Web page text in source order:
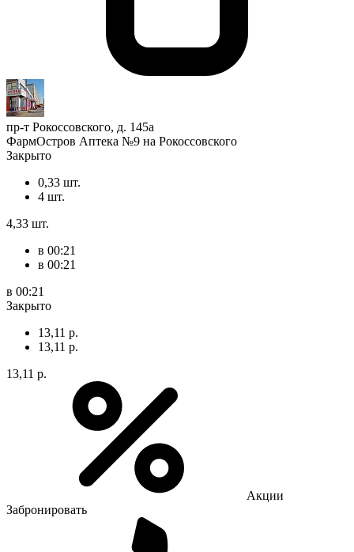
пр-т Рокоссовского, д. 145а
ФармОстров Аптека №9 на Рокоссовского
Закрыто
0,33 шт.
4 шт.
4,33 шт.
в 00:21
в 00:21
в 00:21
Закрыто
13,11 р.
13,11 р.
13,11 р.
Акции
Забронировать